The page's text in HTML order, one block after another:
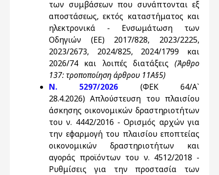
των συμβάσεων που συνάπτονται εξ
αποστάσεως, εκτός καταστήματος και
ηλεκτρονικά - Ενσωμάτωση των
Οδηγιών (ΕΕ) 2017/828, 2023/2225,
2023/2673, 2024/825, 2024/1799 και
2026/74 και λοιπές διατάξεις (Άρθρο
137: τροποποίηση άρθρου 11Α§5)
Ν. 5297/2026 (ΦΕΚ 64/Α`
28.4.2026) Απλούστευση του πλαισίου
άσκησης οικονομικών δραστηριοτήτων
του ν. 4442/2016 - Ορισμός αρχών για
την εφαρμογή του πλαισίου εποπτείας
οικονομικών δραστηριοτήτων και
αγοράς προϊόντων του ν. 4512/2018 -
Ρυθμίσεις για την προστασία των